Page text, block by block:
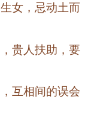
女，忌动土而
贵人扶助，要
互相间的误会